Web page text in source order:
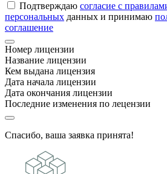
Подтверждаю согласие с
персональных данных и принимаю
соглашение
Номер лицензии
Название лицензии
Кем выдана лицензия
Дата начала лицензии
Дата окончания лицензии
Последние изменения по лецензии
Спасибо, ваша заявка принята!